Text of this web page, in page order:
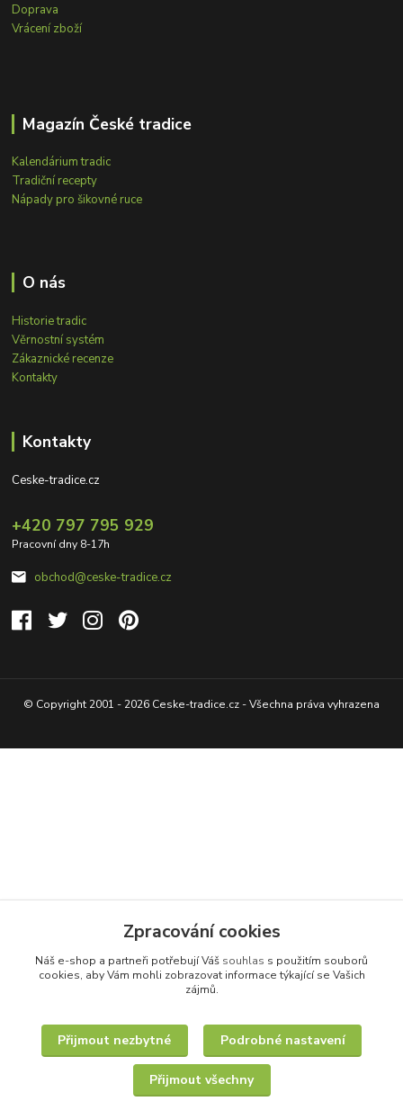
Doprava
Vrácení zboží
Magazín České tradice
Kalendárium tradic
Tradiční recepty
Nápady pro šikovné ruce
O nás
Historie tradic
Věrnostní systém
Zákaznické recenze
Kontakty
Kontakty
Ceske-tradice.cz
+420 797 795 929
Pracovní dny 8-17h
obchod@ceske-tradice.cz
© Copyright 2001 - 2026 Ceske-tradice.cz - Všechna práva vyhrazena
Zpracování cookies
Náš e-shop a partneři potřebují Váš souhlas s použitím souborů
cookies, aby Vám mohli zobrazovat informace týkající se Vašich
zájmů.
Přijmout nezbytné Podrobné nastavení
Přijmout všechny